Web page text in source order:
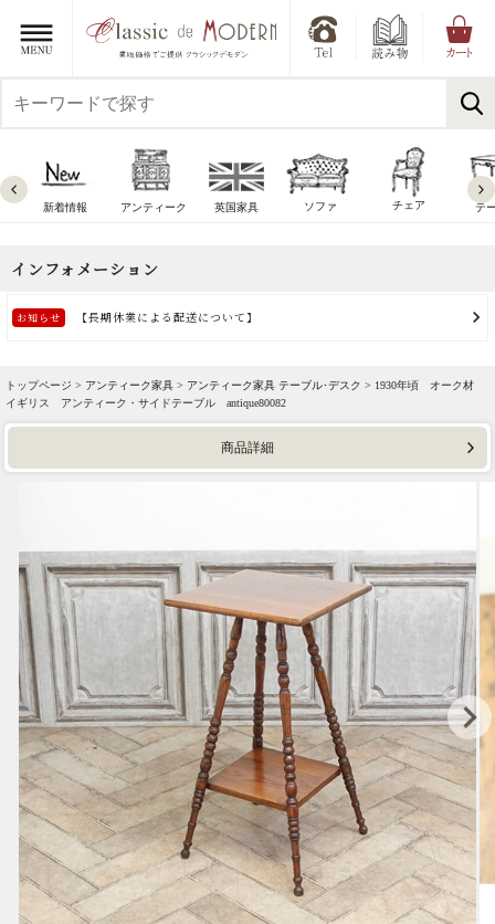
新着情報 アンティーク 英国家具 ソファ チェア テ
トップページ > アンティーク家具 > アンティーク家具 テーブル･デスク > 1930年頃 オーク材
イギリス アンティーク・サイドテーブル antique80082
商品詳細